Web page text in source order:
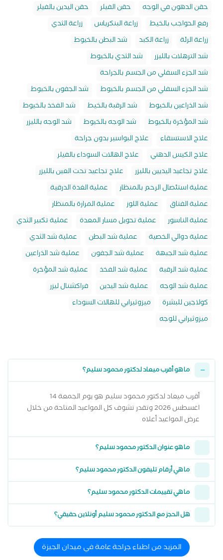
حقن الدهون في الوجه
حقن الفيلر
حقن اليدين بالفيلر
رفع الحواجب بالخيط
زراعة البنكرياس
زراعة الثدي
زراعة الرئة
زراعة الكبد
شد البطن بالخيوط
شد الترهلات بالليزر
شد الثدي بالخيوط
شد الجزء السفلي من الجسم بالجراحة
شد الجزء السفلي من الجسم بالخيوط
شد الجفون بالخيوط
شد الذراعين بالخيوط
شد الرقبة بالخيط
شد الفخذ بالخيوط
شد المؤخرة بالخيوط
شد الوجه بالخيوط
شد الوجه بالليزر
علاج الاستسقاء
علاج البواسير بدون جراحة
علاج الكيس الدهني
علاج الهالات السوداء بالفيلر
علاج تجاعيد اليديين بالليزر
علاج تجاعيد تحت العين بالليزر
عملية استئصال الرحم بالمنظار
عملية الغدة الدرقية
عملية الفتاق
عملية اللوز
عملية المرارة بالمنظار
عملية الناسور
عملية تحويل مسار المعدة
عملية تكبير الثدي
عملية دوالي الخصية
عملية شد البطن
عملية شد الثدي
عملية شد الجبهة
عملية شد الجفون
عملية شد الذراعين
عملية شد الرقبة
عملية شد الفخذ
عملية شد المؤخرة
عملية شد الوجه
عملية شد اليدين
فراكشنال ليزر
كولاجين للبشرة
ميزوثيرابي للهالات السوداء
ميزوثيرابي للوجه
ما هو أقرب ميعاد لدكتور محمود سليم؟
أقرب ميعاد لدكتور محمود سليم هو يوم الجمعة 14
اغسطس 2026 وتقدر تشوف كل المواعيد المتاحة من خلال
عرض المواعيد أعلاه
ما هو عنوان الدكتور محمود سليم؟
ما هي أرقام تليفون الدكتور محمود سليم؟
ما هي تقييمات الدكتور محمود سليم؟
هل الحجز مع الدكتور محمود سليم أونلاين حقيقي؟
المزيد من اطباء جراحة عامة في ميدان الجيزة